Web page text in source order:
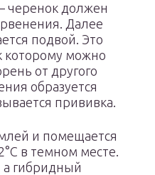
черенок должен
Далее
подвой. Это
которому можно
от другого
образуется
прививка.
и помещается
в темном месте.
а гибридный